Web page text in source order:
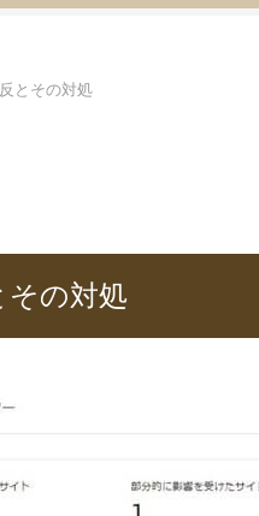
とその対処
その対処